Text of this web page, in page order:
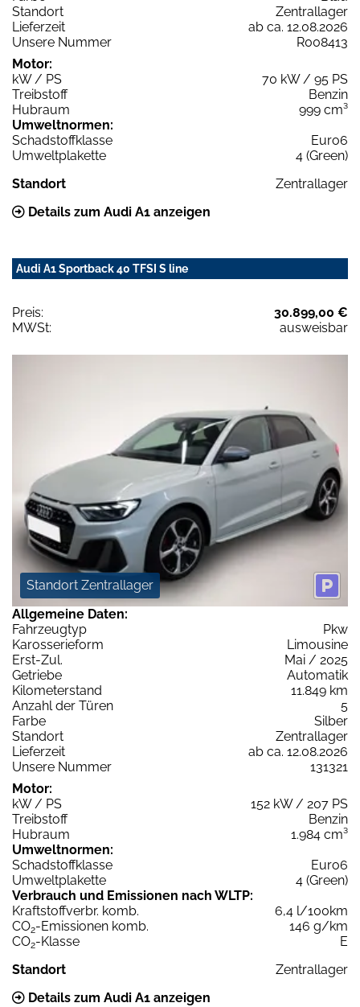
Standort
Zentrallager
Lieferzeit
ab ca. 12.08.2026
Unsere Nummer
R008413
Motor:
kW / PS
70 kW / 95 PS
Treibstoff
Benzin
Hubraum
999 cm³
Umweltnormen:
Schadstoffklasse
Euro6
Umweltplakette
4 (Green)
Standort
Zentrallager
Details zum Audi A1 anzeigen
Audi A1 Sportback 40 TFSI S line
Preis:
30.899,00 €
MWSt:
ausweisbar
Standort Zentrallager
Allgemeine Daten:
Fahrzeugtyp
Pkw
Karosserieform
Limousine
Erst-Zul.
Mai / 2025
Getriebe
Automatik
Kilometerstand
11.849 km
Anzahl der Türen
5
Farbe
Silber
Standort
Zentrallager
Lieferzeit
ab ca. 12.08.2026
Unsere Nummer
131321
Motor:
kW / PS
152 kW / 207 PS
Treibstoff
Benzin
Hubraum
1.984 cm³
Umweltnormen:
Schadstoffklasse
Euro6
Umweltplakette
4 (Green)
Verbrauch und Emissionen nach WLTP:
Kraftstoffverbr. komb.
6,4 l/100km
CO2-Emissionen komb.
146 g/km
CO2-Klasse
E
Standort
Zentrallager
Details zum Audi A1 anzeigen